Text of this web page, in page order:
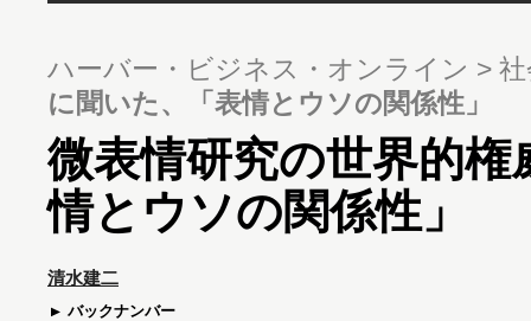
ハーバー・ビジネス・オンライン
に聞いた、「表情とウソの関係性」
微表情研究の世界的権
情とウソの関係性」
清水建二
バックナンバー